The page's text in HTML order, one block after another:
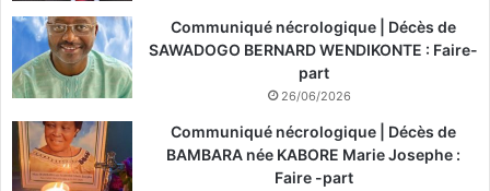
Communiqué nécrologique | Décès de
SAWADOGO BERNARD WENDIKONTE : Faire-
part
26/06/2026
Communiqué nécrologique | Décès de
BAMBARA née KABORE Marie Josephe :
Faire -part